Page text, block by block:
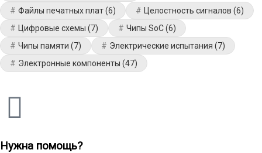
Файлы печатных плат(6) Целостность сигналов (6)
Цифровые схемы (7) Чипы SoC(6)
Чипы памяти (7) Электрические испытания (7)
Электронные компоненты (47)
Нужна помощь?